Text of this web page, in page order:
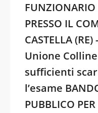
FUNZIONARIO
PRESSO IL
CASTELLA
Unione
sufficienti
l’esame
PUBBLICO